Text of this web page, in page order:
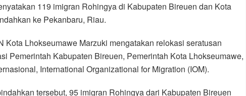
119 imigran Rohingya di Kabupaten Bireuen dan Kota
ke Pekanbaru, Riau.
Kota Lhokseumawe Marzuki mengatakan relokasi seratusan
Pemerintah Kabupaten Bireuen, Pemerintah Kota Lhokseumawe,
International Organizational for Migration (IOM).
tersebut, 95 imigran Rohingya dari Kabupaten Bireuen